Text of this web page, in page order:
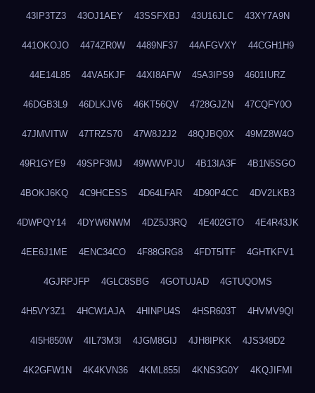
43IP3TZ3 43OJ1AEY 43SSFXBJ 43U16JLC 43XY7A9N
441OKOJO 4474ZR0W 4489NF37 44AFGVXY 44CGH1H9
44E14L85 44VA5KJF 44XI8AFW 45A3IPS9 4601IURZ
46DGB3L9 46DLKJV6 46KT56QV 4728GJZN 47CQFY0O
47JMVITW 47TRZS70 47W8J2J2 48QJBQ0X 49MZ8W4O
49R1GYE9 49SPF3MJ 49WWVPJU 4B13IA3F 4B1N5SGO
4BOKJ6KQ 4C9HCESS 4D64LFAR 4D90P4CC 4DV2LKB3
4DWPQY14 4DYW6NWM 4DZ5J3RQ 4E402GTO 4E4R43JK
4EE6J1ME 4ENC34CO 4F88GRG8 4FDT5ITF 4GHTKFV1
4GJRPJFP 4GLC8SBG 4GOTUJAD 4GTUQOMS
4H5VY3Z1 4HCW1AJA 4HINPU4S 4HSR603T 4HVMV9QI
4I5H850W 4IL73M3I 4JGM8GIJ 4JH8IPKK 4JS349D2
4K2GFW1N 4K4KVN36 4KML855I 4KNS3G0Y 4KQJIFMI